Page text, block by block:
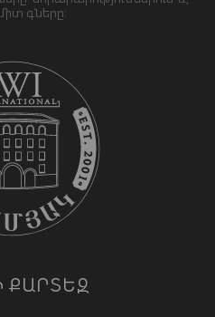
գները:
ՔԱՐՏԵԶ